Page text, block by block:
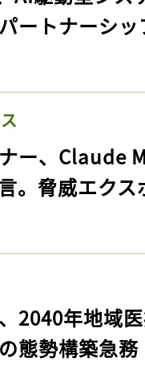
ートナーシ
ナー、Claude
。脅威エク
2040年地域
態勢構築急務